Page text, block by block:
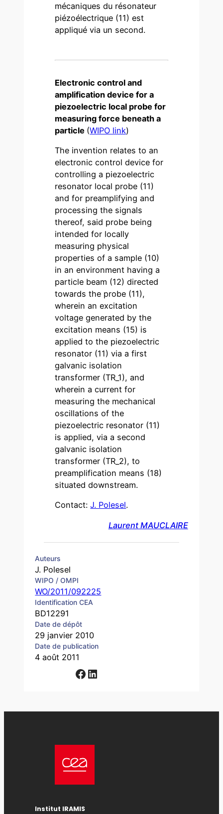
Auteurs
J. Polesel
WIPO / OMPI
WO/2011/092225
Identification CEA
BD12291
Date de dépôt
29 janvier 2010
Date de publication
4 août 2011
Facebook LinkedIn
mécaniques du résonateur
piézoélectrique (11) est
appliqué via un second.
Electronic control and
amplification device for a
piezoelectric local probe for
measuring force beneath a
particle (WIPO link)
The invention relates to an
electronic control device for
controlling a piezoelectric
resonator local probe (11)
and for preamplifying and
processing the signals
thereof, said probe being
intended for locally
measuring physical
properties of a sample (10)
in an environment having a
particle beam (12) directed
towards the probe (11),
wherein an excitation
voltage generated by the
excitation means (15) is
applied to the piezoelectric
resonator (11) via a first
galvanic isolation
transformer (TR­_1), and
wherein a current for
measuring the mechanical
oscillations of the
piezoelectric resonator (11)
is applied, via a second
galvanic isolation
transformer (TR_2), to
preamplification means (18)
situated downstream.
Contact:J. Polesel.
Laurent MAUCLAIRE
Institut IRAMIS